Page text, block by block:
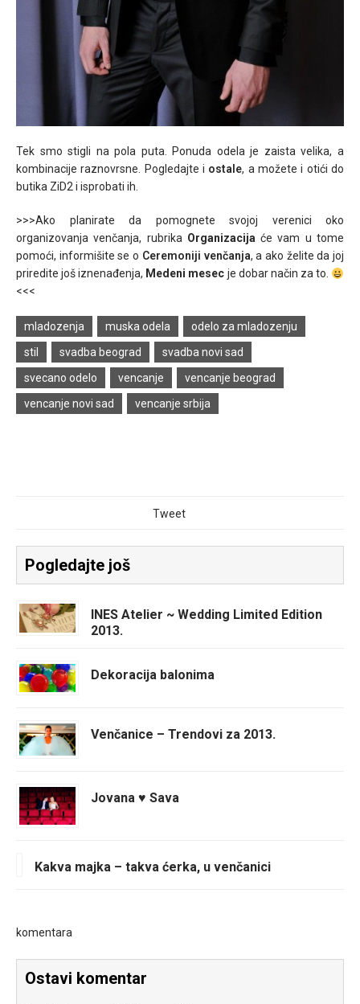
Tek smo stigli na pola puta. Ponuda odela je zaista velika, a
kombinacije raznovrsne. Pogledajte i ostale, a možete i otići do
butika ZiD2 i isprobati ih.
>>>Ako planirate da pomognete svojoj verenici oko
organizovanja venčanja, rubrika Organizacija će vam u tome
pomoći, informišite se o Ceremoniji venčanja, a ako želite da joj
priredite još iznenađenja, Medeni mesec je dobar način za to.
<<<
mladozenja muska odela
odelo za mladozenju
stil
svadba beograd
svadba novi sad
svecano odelo
vencanje
vencanje beograd
vencanje novi sad
vencanje srbija
Tweet
Pogledajte još
INES Atelier ~ Wedding Limited Edition
2013.
Dekoracija balonima
Venčanice – Trendovi za 2013.
Jovana ♥ Sava
Kakva majka – takva ćerka, u venčanici
komentara
Ostavi komentar